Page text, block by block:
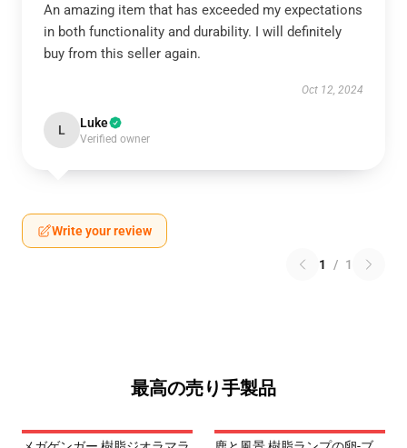
An amazing item that has exceeded my expectations
in both functionality and durability. I will definitely
buy from this seller again.
Oct 12, 2024
L Luke
Verified owner
Write your review
1 / 1
最高の売り手製品